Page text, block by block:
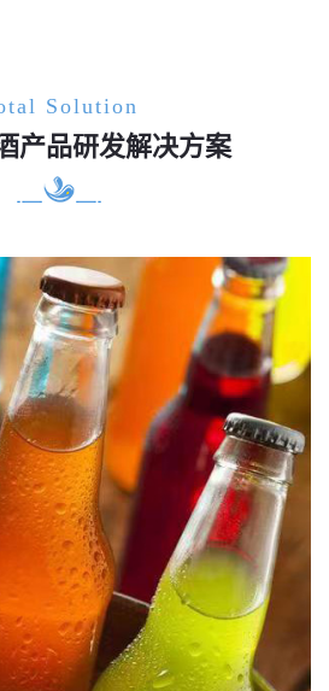
Solution
产品研发解决方案